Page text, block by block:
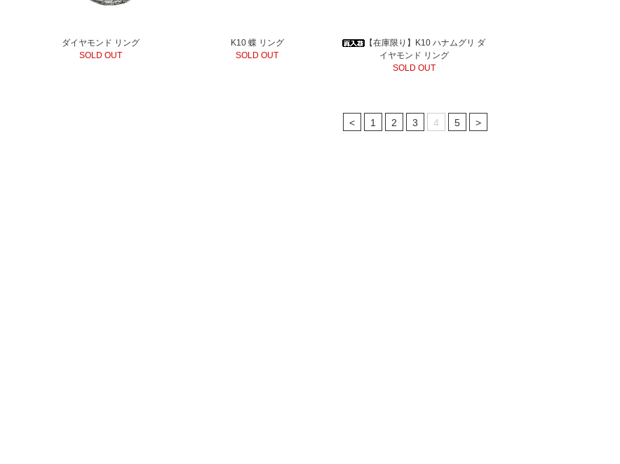
ダイヤモンド リング
SOLD OUT
K10 蝶 リング
SOLD OUT
【在庫限り】K10 ハナムグリ ダ
イヤモンド リング
SOLD OUT
< 1 2 3 4 5 >